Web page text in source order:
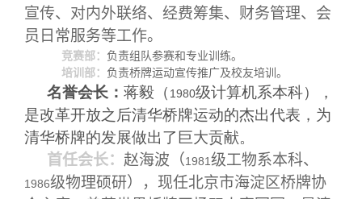
宣传、对内外联络、经费筹集、财务管理、会
员日常服务等工作。
竞赛部： 负责组队参赛和专业训练。
培训部： 负责桥牌运动宣传推广及校友培训。
名誉会长： 蒋毅（ 1980级计算机系本科），
是改革开放之后清华桥牌运动的杰出代表，为
清华桥牌的发展做出了巨大贡献。
首任会长： 赵海波（1981级工物系本科、
1986级物理硕研），现任北京市海淀区桥牌协